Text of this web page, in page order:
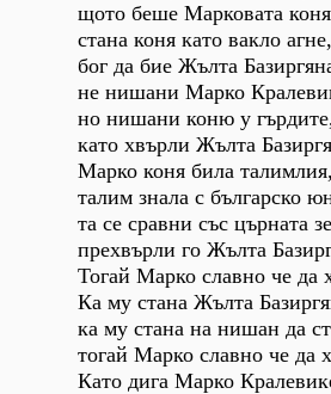
щото беше Марковата
стана коня като вакло агне,
бог да бие Жълта
не нишани Марко
но нишани коню у
като хвърли Жълта
Марко коня била
талим знала с българско
та се сравни със църната
прехвърли го Жълта
Тогай Марко славно че да
Ка му стана Жълта
ка му стана на нишан да
тогай Марко славно че да
Като дига Марко